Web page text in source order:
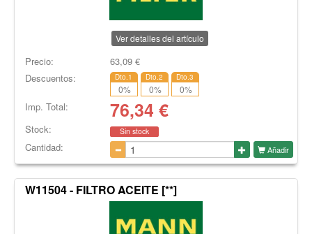
Ver detalles del artículo
Precio: 63,09€
Descuentos:
Dto.1
0%
Dto.2
0%
Dto.3
0%
Imp. Total: 76,34 €
Stock: Sin stock
Cantidad: Añadir
W11504 - FILTRO ACEITE [**]